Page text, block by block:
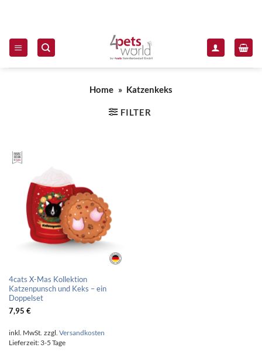
Home » Katzenkeks
FILTER
4cats X-Mas Kollektion
Katzenpunsch und Keks – ein
Doppelset
7,95 €
inkl. MwSt. zzgl. Versandkosten
Lieferzeit: 3-5 Tage